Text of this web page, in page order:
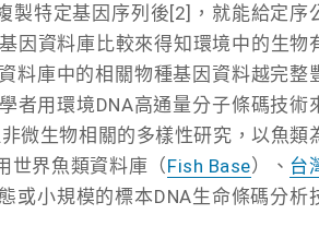
製特定基因序列後[2]，就能給定序
因資料庫比較來得知環境中的生物
料庫中的相關物種基因資料越完整
者用環境DNA高通量分子條碼技術
微生物相關的多樣性研究，以魚類
世界魚類資料庫（Fish Base）、 台
或小規模的標本DNA生命條碼分析